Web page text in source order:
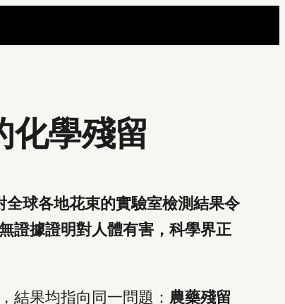
化學殘留
球各地花束的實驗室檢測結果令
證據證明對人體有害，科學界正
結果均指向同一問題： 農藥殘留